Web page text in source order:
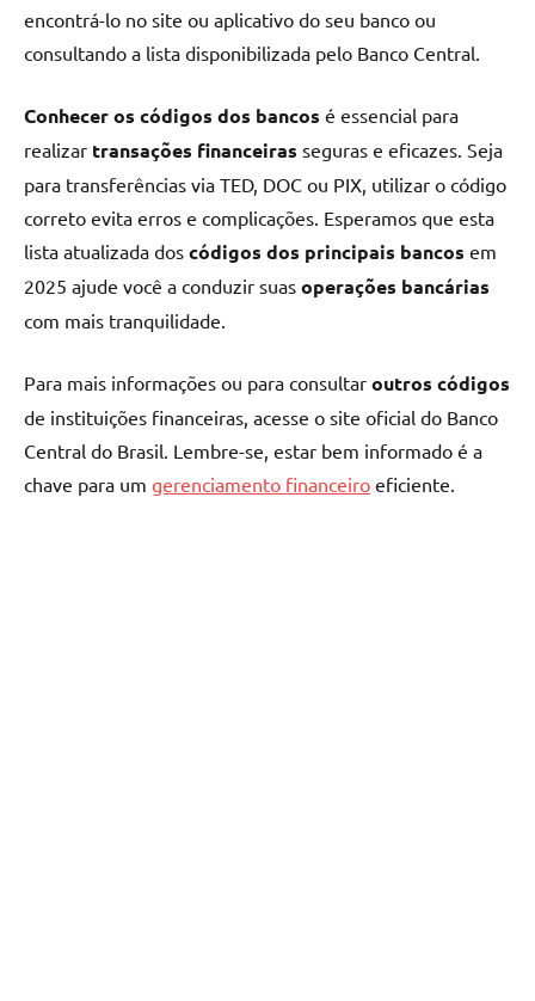
encontrá-lo no site ou aplicativo do seu banco ou
consultando a lista disponibilizada pelo Banco Central.
Conhecer os códigos dos bancos é essencial para
realizar transações financeiras seguras e eficazes. Seja
para transferências via TED, DOC ou PIX, utilizar o código
correto evita erros e complicações. Esperamos que esta
lista atualizada dos códigos dos principais bancos em
2025 ajude você a conduzir suas operações bancárias
com mais tranquilidade.
Para mais informações ou para consultar outros códigos
de instituições financeiras, acesse o site oficial do Banco
Central do Brasil. Lembre-se, estar bem informado é a
chave para um gerenciamento financeiro eficiente.